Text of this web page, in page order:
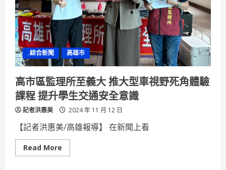
兩
大
港
程
獲
肯
定，
落
實
職
業
安
全
衛
管
理
.綜合新聞 高雄市
高市區監理所至義大 推大型車視野死角體驗
課程 提升學生交通安全意識
記者洪惠美 2024 年 11 月 12 日
【記者洪惠美/高雄報導】 在新聞上看
Read More
more